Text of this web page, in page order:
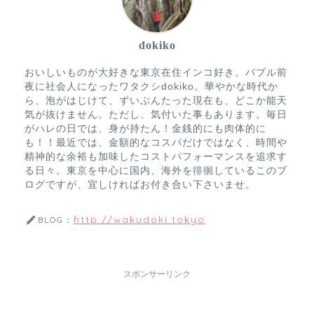
dokiko
おいしいものが大好きな東京在住インコ好き。バブル前
夜に社会人になったワタクシdokiko。華やかな時代か
ら、泡がはじけて、ずいぶんたった現在も、どこか能天
気が抜けません。ただし、気付いた事もあります。毎日
がハレの日では、身が持たん！金銭的にも肉体的に
も！！最近では、金額的なコスパだけではなく、時間や
精神的な余裕も加味したコストパフォーマンスを追求す
る日々。東京を中心に国内、海外を徘徊しているこのブ
ログですが、宜しければお付き合い下さいませ。
BLOG： http://wakudoki.tokyo
スポンサーリンク